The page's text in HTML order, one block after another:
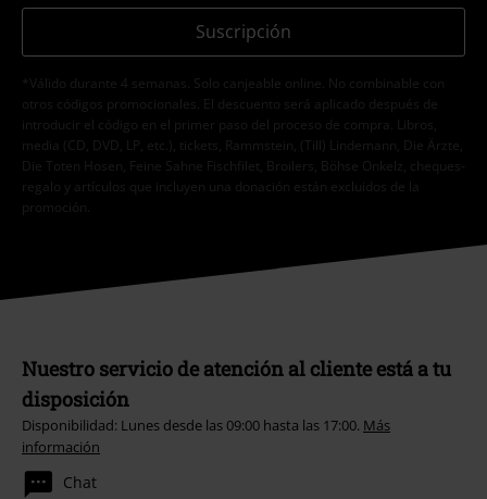
Suscripción
*Válido durante 4 semanas. Solo canjeable online. No combinable con
otros códigos promocionales. El descuento será aplicado después de
introducir el código en el primer paso del proceso de compra. Libros,
media (CD, DVD, LP, etc.), tickets, Rammstein, (Till) Lindemann, Die Ärzte,
Die Toten Hosen, Feine Sahne Fischfilet, Broilers, Böhse Onkelz, cheques-
regalo y artículos que incluyen una donación están excluidos de la
promoción.
Nuestro servicio de atención al cliente está a tu
disposición
Disponibilidad: Lunes desde las 09:00 hasta las 17:00. Más
información
Chat